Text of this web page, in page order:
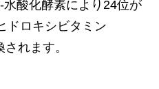
水酸化酵素により24位が
ドロキシビタミン
れます。